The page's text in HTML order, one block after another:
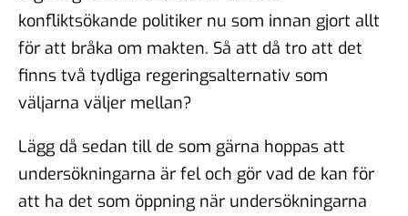
konfliktsökande politiker nu som innan gjort allt
för att bråka om makten. Så att då tro att det
finns två tydliga regeringsalternativ som
väljarna väljer mellan?
Lägg då sedan till de som gärna hoppas att
undersökningarna är fel och gör vad de kan för
att ha det som öppning när undersökningarna